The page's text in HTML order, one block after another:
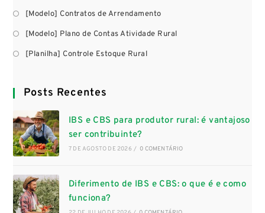
[Modelo] Contratos de Arrendamento
[Modelo] Plano de Contas Atividade Rural
[Planilha] Controle Estoque Rural
Posts Recentes
IBS e CBS para produtor rural: é vantajoso
ser contribuinte?
7 DE AGOSTO DE 2026 / 0 COMENTÁRIO
Diferimento de IBS e CBS: o que é e como
funciona?